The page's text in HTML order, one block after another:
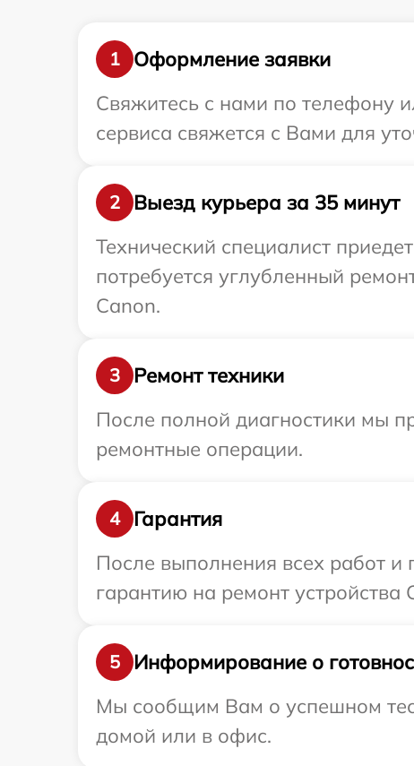
1
Оформление заявки
Свяжитесь с нами по телефону
сервиса свяжется с Вами для
2
Выезд курьера за 35 минут
Технический специалист
потребуется углубленный
Canon.
3
Ремонт техники
После полной диагностики мы
ремонтные операции.
4
Гарантия
После выполнения всех работ
гарантию на ремонт
5
Информирование о
Мы сообщим Вам о успешном
домой или в офис.